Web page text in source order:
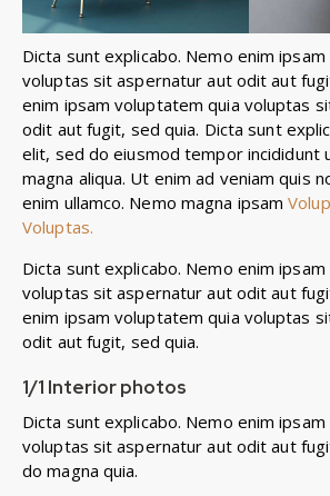
Dicta sunt explicabo. Nemo enim
voluptas sit aspernatur aut odit aut
enim ipsam voluptatem quia voluptas
odit aut fugit, sed quia. Dicta sunt
elit, sed do eiusmod tempor incididunt
magna aliqua. Ut enim ad veniam quis
enim ullamco. Nemo magna ipsam
Voluptas.
Dicta sunt explicabo. Nemo enim
voluptas sit aspernatur aut odit aut
enim ipsam voluptatem quia voluptas
odit aut fugit, sed quia.
1/1 Interior photos
Dicta sunt explicabo. Nemo enim
voluptas sit aspernatur aut odit aut
do magna quia.